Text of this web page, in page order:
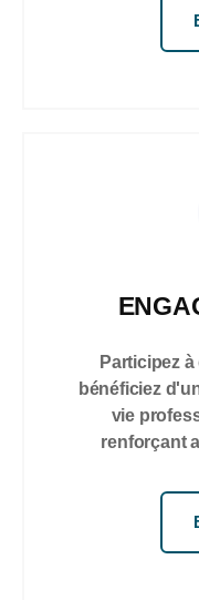
Participez
bénéficiez
vie
renforçant